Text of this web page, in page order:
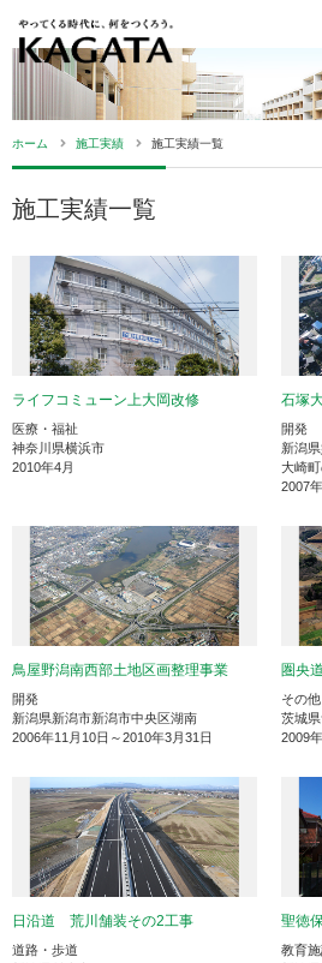
ホーム 施工実績 施工実績一覧
施工実績一覧
ライフコミューン上大岡改修
医療・福祉
神奈川県横浜市
2010年4月
石塚
開発
新潟
大崎
2007
鳥屋野潟南西部土地区画整理事業
開発
新潟県新潟市新潟市中央区湖南
2006年11月10日～2010年3月31日
圏央
その他
茨城
2009
日沿道 荒川舗装その2工事
道路・歩道
聖徳
教育